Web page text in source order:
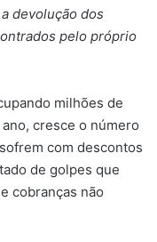
devolução dos
pelo próprio
milhões de
cresce o número
com descontos
de golpes que
cobranças não